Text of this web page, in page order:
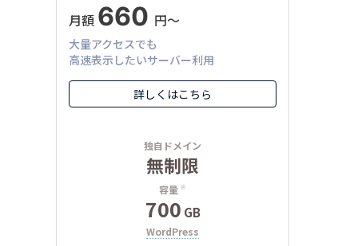
月額 660 円〜
大量アクセスでも
高速表示したいサーバー利用
詳しくはこちら
独自ドメイン
無制限
容量 ※
700 GB
WordPress